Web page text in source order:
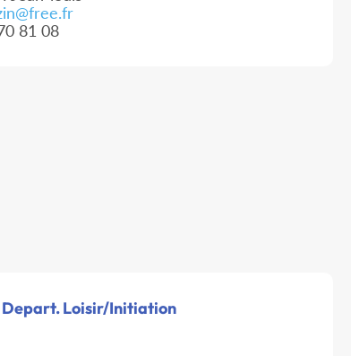
81 08
Depart. Loisir/Initiation